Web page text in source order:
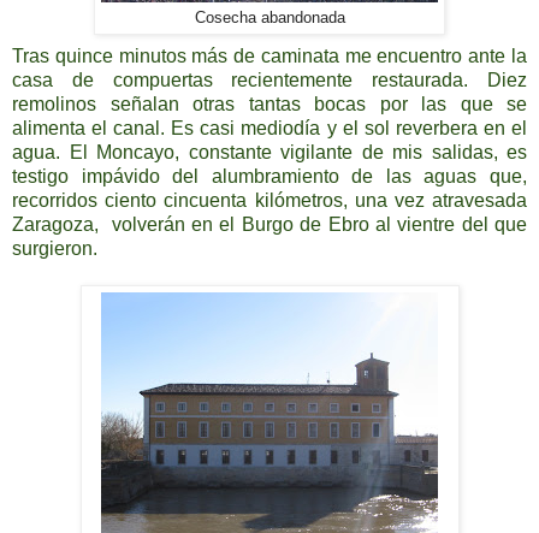
Cosecha abandonada
Tras quince minutos más de caminata me encuentro ante la
casa de compuertas recientemente restaurada. Diez
remolinos señalan otras tantas bocas por las que se
alimenta el canal. Es casi mediodía y el sol reverbera en el
agua. El Moncayo, constante vigilante de mis salidas, es
testigo impávido del alumbramiento de las aguas que,
recorridos ciento cincuenta kilómetros, una vez atravesada
Zaragoza, volverán en el Burgo de Ebro al vientre del que
surgieron.